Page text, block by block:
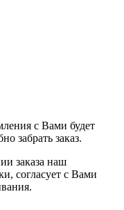
с Вами будет
забрать заказ.
заказа наш
согласует с Вами